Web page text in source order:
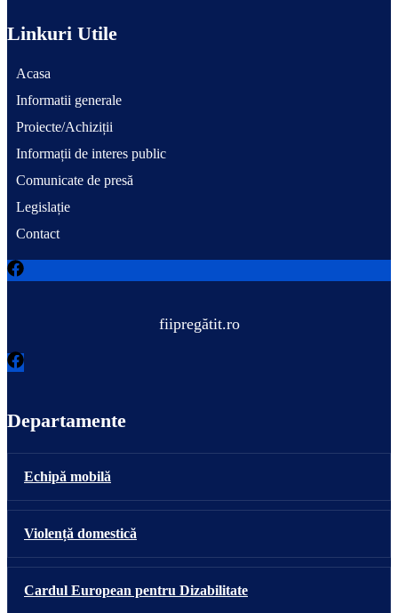
Linkuri Utile
Acasa
Informatii generale
Proiecte/Achiziții
Informații de interes public
Comunicate de presă
Legislație
Contact
fiipregătit.ro
Departamente
Echipă mobilă
Violență domestică
Cardul European pentru Dizabilitate